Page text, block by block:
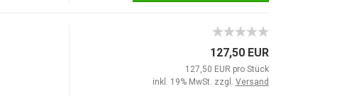
127,50 EUR
127,50 EUR pro Stück
inkl. 19% MwSt. zzgl. Versand